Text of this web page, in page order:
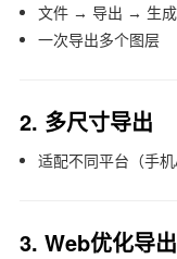
文件 → 导出 → 生成
一次导出多个图层
2. 多尺寸导出
适配不同平台（手机/
3. Web优化导出